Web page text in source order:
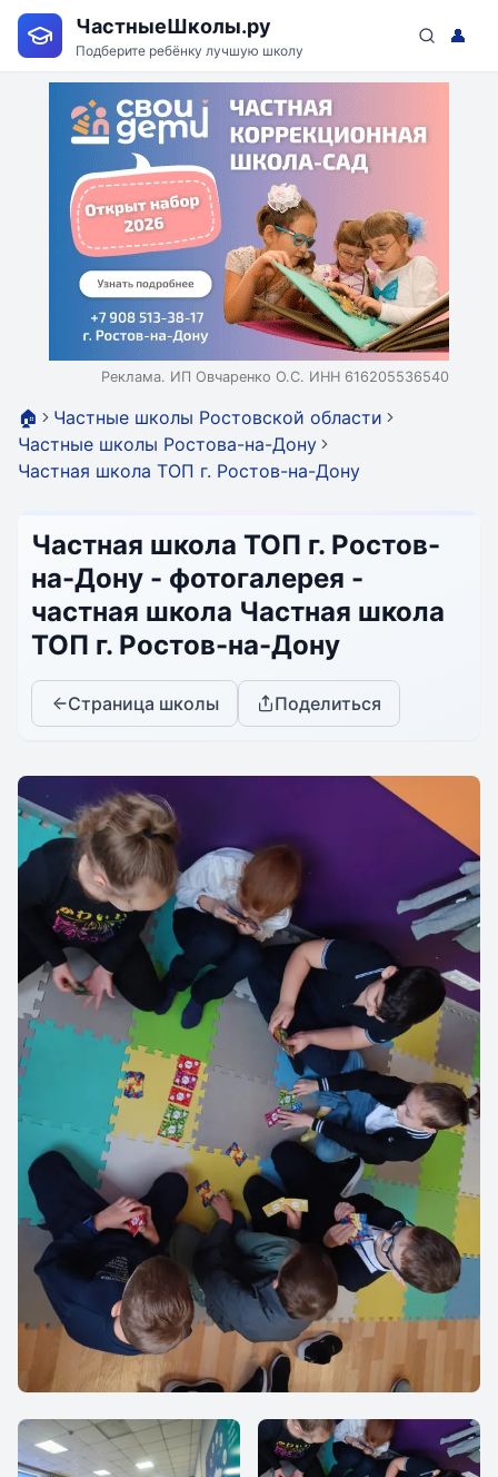
ЧастныеШколы.ру
Подберите ребёнку лучшую школу
👤
Реклама. ИП Овчаренко О.С. ИНН 616205536540
🏠
Частные школы Ростовской области
Частные школы Ростова-на-Дону
Частная школа ТОП г. Ростов-на-Дону
Частная школа ТОП г. Ростов-
на-Дону - фотогалерея -
частная школа Частная школа
ТОП г. Ростов-на-Дону
Страница школы Поделиться